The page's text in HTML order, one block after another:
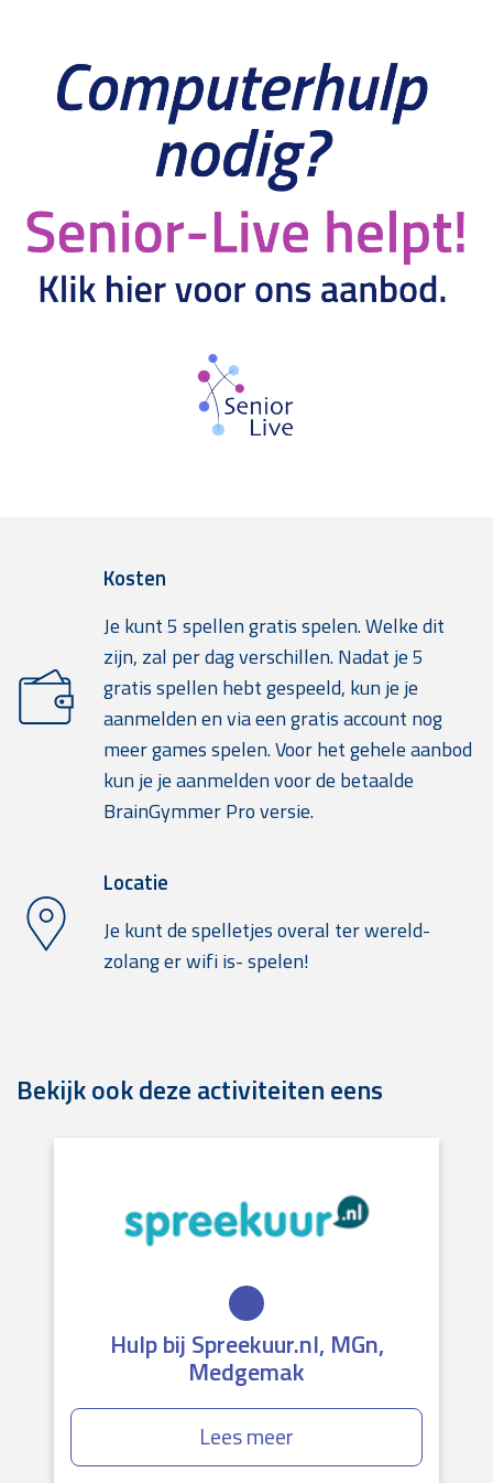
Kosten
Je kunt 5 spellen gratis spelen. Welke dit
zijn, zal per dag verschillen. Nadat je 5
gratis spellen hebt gespeeld, kun je je
aanmelden en via een gratis account nog
meer games spelen. Voor het gehele aanbod
kun je je aanmelden voor de betaalde
BrainGymmer Pro versie.
Locatie
Je kunt de spelletjes overal ter wereld-
zolang er wifi is- spelen!
Bekijk ook deze activiteiten eens
Hulp bij Spreekuur.nl, MGn,
Medgemak
Lees meer